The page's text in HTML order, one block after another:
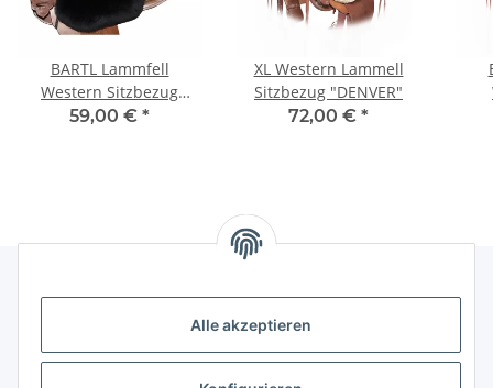
Alle akzeptieren
BARTL Lammfell
Western Sitzbezug
"DOUBLE COLOR"
59,00 € *
XL Western Lammell
Sitzbezug "DENVER"
72,00 € *